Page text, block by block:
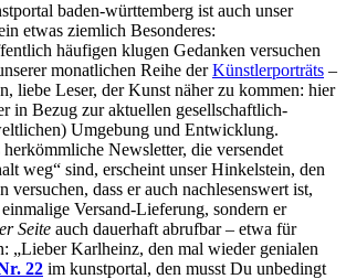
Uli Rothfuss
baden-württemberg ist auch unser
etwas ziemlich Besonderes:
häufigen klugen Gedanken versuchen
monatlichen Reihe derKünstlerporträts –
liebe Leser, der Kunst näher zu kommen: hier
in Bezug zur aktuellen gesellschaftlich-
Umgebung und Entwicklung.
Newsletter, die versendet
weg“ sind, erscheint unser Hinkelstein, den
versuchen, dass er auch nachlesenswert ist,
Versand-Lieferung, sondern er
Seite auch dauerhaft abrufbar – etwa für
„Lieber Karlheinz, den mal wieder genialen
22 im kunstportal, den musst Du unbedingt